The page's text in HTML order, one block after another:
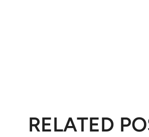
RELATED